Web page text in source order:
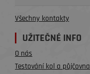
Všechny kontakty
UŽITEČNÉ INFO
O nás
Testování kol a půjčovna